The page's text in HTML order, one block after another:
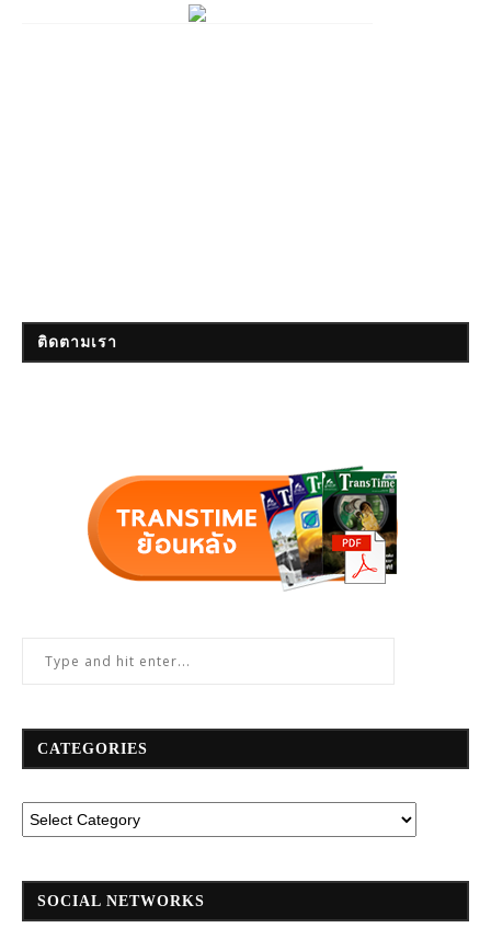
ติดตามเรา
CATEGORIES
SOCIAL NETWORKS